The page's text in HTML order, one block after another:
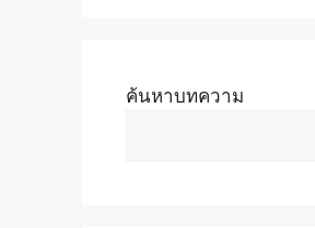
ค้นหาบทความ